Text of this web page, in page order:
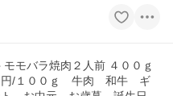
モバラ焼肉２人前 ４００ｇ
円/１００ｇ 牛肉 和牛 ギ